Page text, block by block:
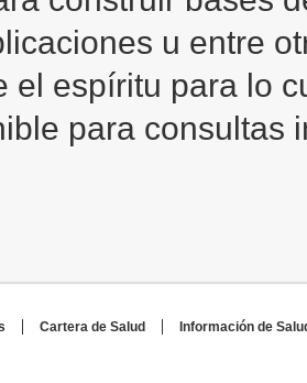
u entre
el espíritu para lo
para consultas
Cartera de Salud
Información de